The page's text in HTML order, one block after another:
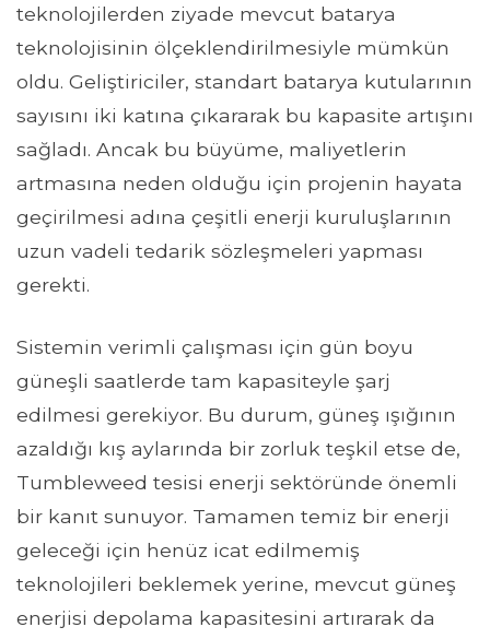
teknolojilerden ziyade mevcut batarya
teknolojisinin ölçeklendirilmesiyle mümkün
oldu. Geliştiriciler, standart batarya kutularının
sayısını iki katına çıkararak bu kapasite artışını
sağladı. Ancak bu büyüme, maliyetlerin
artmasına neden olduğu için projenin hayata
geçirilmesi adına çeşitli enerji kuruluşlarının
uzun vadeli tedarik sözleşmeleri yapması
gerekti.
Sistemin verimli çalışması için gün boyu
güneşli saatlerde tam kapasiteyle şarj
edilmesi gerekiyor. Bu durum, güneş ışığının
azaldığı kış aylarında bir zorluk teşkil etse de,
Tumbleweed tesisi enerji sektöründe önemli
bir kanıt sunuyor. Tamamen temiz bir enerji
geleceği için henüz icat edilmemiş
teknolojileri beklemek yerine, mevcut güneş
enerjisi depolama kapasitesini artırarak da